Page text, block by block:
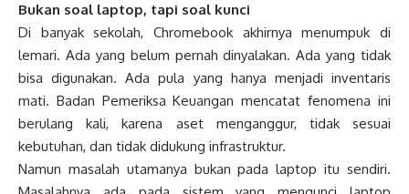
Bukan soal laptop, tapi soal kunci
Di banyak sekolah, Chromebook akhirnya menumpuk di
lemari. Ada yang belum pernah dinyalakan. Ada yang tidak
bisa digunakan. Ada pula yang hanya menjadi inventaris
mati. Badan Pemeriksa Keuangan mencatat fenomena ini
berulang kali, karena aset menganggur, tidak sesuai
kebutuhan, dan tidak didukung infrastruktur.
Namun masalah utamanya bukan pada laptop itu sendiri.